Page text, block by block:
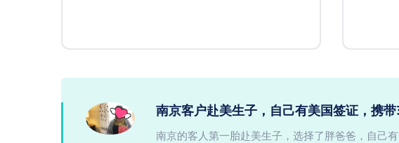
南京客户赴美生子，自己有美国签证，携带
南京的客人第一胎赴美生子，选择了胖爸爸，自己